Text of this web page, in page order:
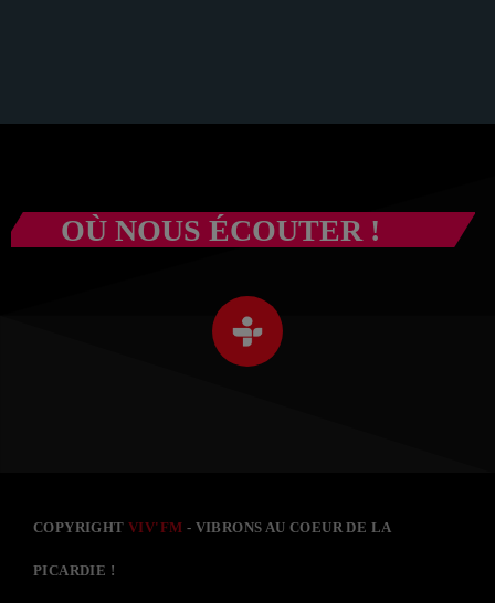
OÙ NOUS ÉCOUTER !
COPYRIGHTVIV'FM - VIBRONS AU COEUR DE LA
PICARDIE !